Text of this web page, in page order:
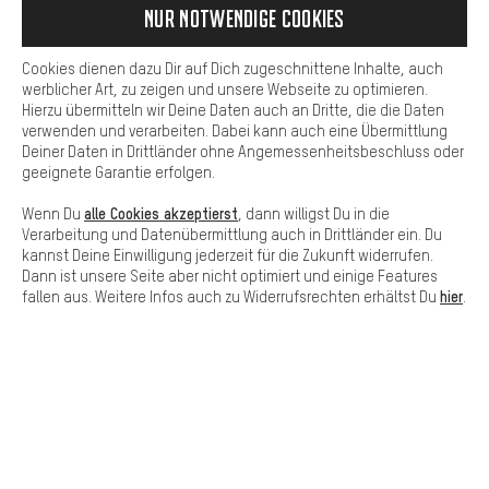
SCHNELL ERHALTEN
Services zu nutzen, die es dir erleichtern die richtigen Produkte zu
finden. Beispielsweise bieten wir eine Chat-Funktion an, damit
Fragen schnell und unkompliziert beantwortet werden können.
Basis
Basis-Cookies gewährleisten, dass Du unsere Webseite
grundsätzlich nutzen kannst.
Nur Notwendige Cookies
Cookies dienen dazu Dir auf Dich zugeschnittene Inhalte, auch
werblicher Art, zu zeigen und unsere Webseite zu optimieren.
Hierzu übermitteln wir Deine Daten auch an Dritte, die die Daten
verwenden und verarbeiten. Dabei kann auch eine Übermittlung
Deiner Daten in Drittländer ohne Angemessenheitsbeschluss oder
geeignete Garantie erfolgen.
Wenn Du alle Cookies akzeptierst , dann willigst Du in die
Verarbeitung und Datenübermittlung auch in Drittländer ein. Du
kannst Deine Einwilligung jederzeit für die Zukunft widerrufen.
Dann ist unsere Seite aber nicht optimiert und einige Features
fallen aus. Weitere Infos auch zu Widerrufsrechten erhältst Du hier